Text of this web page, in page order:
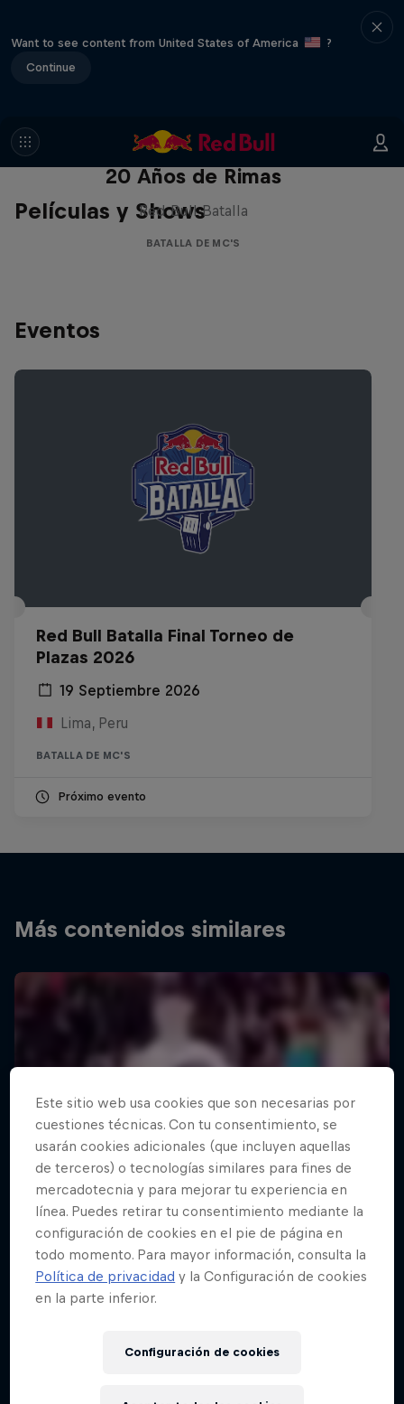
Want to see content from United States of America
?
Continue
Películas y Shows
Red Bull Batalla Nueva Historia:
20 Años de Rimas
Red Bull Batalla
BATALLA DE MC'S
Eventos
Red Bull Batalla Final Torneo de
Plazas 2026
19 Septiembre 2026
Lima, Peru
BATALLA DE MC'S
Próximo evento
Más contenidos similares
Este sitio web usa cookies que son necesarias por
cuestiones técnicas. Con tu consentimiento, se
usarán cookies adicionales (que incluyen aquellas
de terceros) o tecnologías similares para fines de
mercadotecnia y para mejorar tu experiencia en
línea. Puedes retirar tu consentimiento mediante la
configuración de cookies en el pie de página en
todo momento. Para mayor información, consulta la
Política de privacidad y la Configuración de cookies
en la parte inferior.
Configuración de cookies